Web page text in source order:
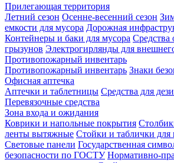
Прилегающая территория
Летний сезон Осенне-весенний сезон
емкости для мусора Дорожная
Контейнеры и баки для мусора Средства
грызунов Электрогирлянды для
Противопожарный инвентарь
Противопожарный инвентарь Знаки
Офисная аптечка
Аптечки и таблетницы Средства для
Перевязочные средства
Зона входа и ожидания
Коврики и напольные покрытия
ленты вытяжные Стойки и таблички
Световые панели Государственная
безопасности по ГОСТУ Нормативно-